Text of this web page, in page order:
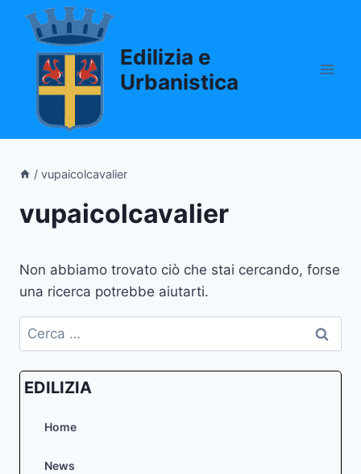
Salta
contenuto
Edilizia e
Urbanistica
/ vupaicolcavalier
vupaicolcavalier
Non abbiamo trovato ciò che stai cercando, forse
una ricerca potrebbe aiutarti.
Ricerca
per:
EDILIZIA
Home
News